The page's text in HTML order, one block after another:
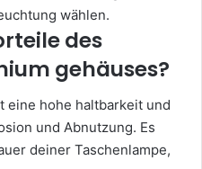
wählen.
des
gehäuses?
eine hohe haltbarkeit und
und Abnutzung. Es
deiner Taschenlampe,